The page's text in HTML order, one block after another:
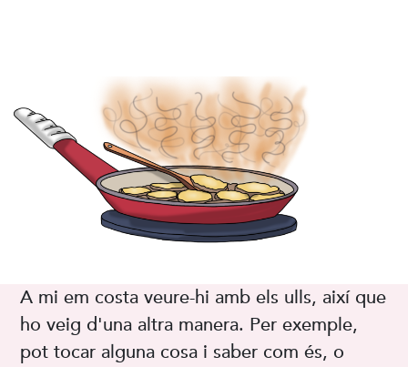
A mi em costa veure-hi amb els ulls, així que
ho veig d'una altra manera. Per exemple,
pot tocar alguna cosa i saber com és, o